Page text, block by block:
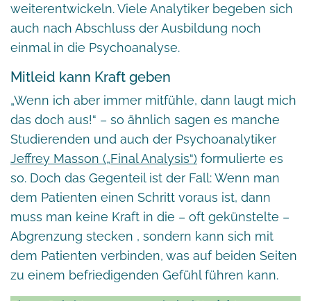
weiterentwickeln. Viele Analytiker begeben sich
auch nach Abschluss der Ausbildung noch
einmal in die Psychoanalyse.
Mitleid kann Kraft geben
„Wenn ich aber immer mitfühle, dann laugt mich
das doch aus!“ – so ähnlich sagen es manche
Studierenden und auch der Psychoanalytiker
Jeffrey Masson („Final Analysis“) formulierte es
so. Doch das Gegenteil ist der Fall: Wenn man
dem Patienten einen Schritt voraus ist, dann
muss man keine Kraft in die – oft gekünstelte –
Abgrenzung stecken , sondern kann sich mit
dem Patienten verbinden, was auf beiden Seiten
zu einem befriedigenden Gefühl führen kann.